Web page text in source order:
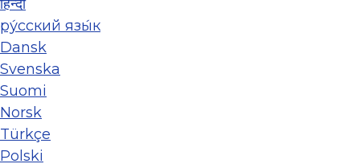
हिन्दी
ру́сский язы́к
Dansk
Svenska
Suomi
Norsk
Türkçe
Polski